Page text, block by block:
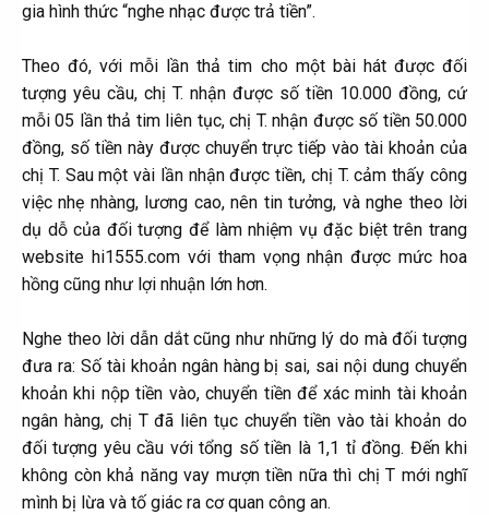
gia hình thức “nghe nhạc được trả tiền”.
Theo đó, với mỗi lần thả tim cho một bài hát được đối
tượng yêu cầu, chị T. nhận được số tiền 10.000 đồng, cứ
mỗi 05 lần thả tim liên tục, chị T. nhận được số tiền 50.000
đồng, số tiền này được chuyển trực tiếp vào tài khoản của
chị T. Sau một vài lần nhận được tiền, chị T. cảm thấy công
việc nhẹ nhàng, lương cao, nên tin tưởng, và nghe theo lời
dụ dỗ của đối tượng để làm nhiệm vụ đặc biệt trên trang
website hi1555.com với tham vọng nhận được mức hoa
hồng cũng như lợi nhuận lớn hơn.
Nghe theo lời dẫn dắt cũng như những lý do mà đối tượng
đưa ra: Số tài khoản ngân hàng bị sai, sai nội dung chuyển
khoản khi nộp tiền vào, chuyển tiền để xác minh tài khoản
ngân hàng, chị T đã liên tục chuyển tiền vào tài khoản do
đối tượng yêu cầu với tổng số tiền là 1,1 tỉ đồng. Đến khi
không còn khả năng vay mượn tiền nữa thì chị T mới nghĩ
mình bị lừa và tố giác ra cơ quan công an.